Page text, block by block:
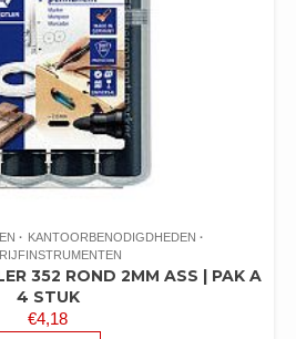
KANTOORBENODIGDHEDEN
352 ROND 2MM ASS | PAK A
4 STUK
€4,18